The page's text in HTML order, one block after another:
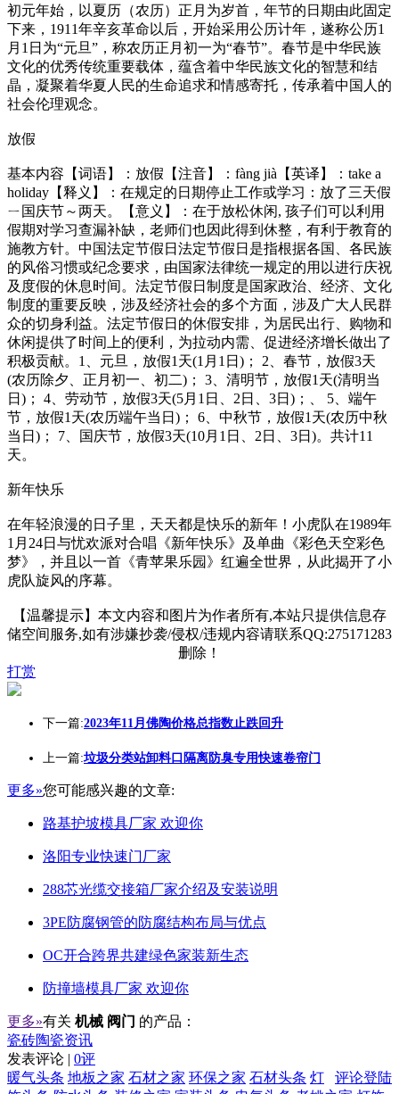
初元年始，以夏历（农历）正月为岁首，年节的日期由此固定
下来，1911年辛亥革命以后，开始采用公历计年，遂称公历1
月1日为“元旦”，称农历正月初一为“春节”。春节是中华民族
文化的优秀传统重要载体，蕴含着中华民族文化的智慧和结
晶，凝聚着华夏人民的生命追求和情感寄托，传承着中国人的
社会伦理观念。
放假
基本内容【词语】：放假【注音】：fàng jià【英译】：take a
holiday【释义】：在规定的日期停止工作或学习：放了三天假
ㄧ国庆节～两天。【意义】：在于放松休闲, 孩子们可以利用
假期对学习查漏补缺，老师们也因此得到休整，有利于教育的
施教方针。中国法定节假日法定节假日是指根据各国、各民族
的风俗习惯或纪念要求，由国家法律统一规定的用以进行庆祝
及度假的休息时间。法定节假日制度是国家政治、经济、文化
制度的重要反映，涉及经济社会的多个方面，涉及广大人民群
众的切身利益。法定节假日的休假安排，为居民出行、购物和
休闲提供了时间上的便利，为拉动内需、促进经济增长做出了
积极贡献。1、元旦，放假1天(1月1日)； 2、春节，放假3天
(农历除夕、正月初一、初二)； 3、清明节，放假1天(清明当
日)； 4、劳动节，放假3天(5月1日、2日、3日)；、 5、端午
节，放假1天(农历端午当日)； 6、中秋节，放假1天(农历中秋
当日)； 7、国庆节，放假3天(10月1日、2日、3日)。共计11
天。
新年快乐
在年轻浪漫的日子里，天天都是快乐的新年！小虎队在1989年
1月24日与忧欢派对合唱《新年快乐》及单曲《彩色天空彩色
梦》，并且以一首《青苹果乐园》红遍全世界，从此揭开了小
虎队旋风的序幕。
【温馨提示】本文内容和图片为作者所有,本站只提供信息存
储空间服务,如有涉嫌抄袭/侵权/违规内容请联系QQ:275171283
删除！
打赏
下一篇:2023年11月佛陶价格总指数止跌回升
上一篇:垃圾分类站卸料口隔离防臭专用快速卷帘门
更多»您可能感兴趣的文章:
路基护坡模具厂家 欢迎你
洛阳专业快速门厂家
288芯光缆交接箱厂家介绍及安装说明
3PE防腐钢管的防腐结构布局与优点
OC开合跨界共建绿色家装新生态
防撞墙模具厂家 欢迎你
更多»有关 机械 阀门 的产品：
瓷砖陶瓷资讯
发表评论 | 0评
评论登陆
暖气头条 地板之家 石材之家 环保之家 石材头条 灯